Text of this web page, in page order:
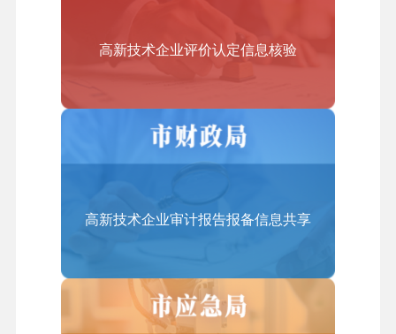
报告应在“注册会计师行业统一监管平台”完成备案并赋
提供上述研发费用专项审计报告的，可优先采用上述
四、收费依据及标准
(010)88827113
（一）在本市行政区域内注册的法人企业；
行）》中的一种或多种技术先进型服务业务，采用先
进技术或具备较强的研发能力；
（三）具有大专以上学历的员工占企业职工总数的5
（四）从事《技术先进型服务业务认定范围（试
年总收入的50%以上；
（五）从事离岸服务外包业务取得的收入不低于企业
当年总收入的35%。
高新技术企业评价认定信息核验
高新技术企业审计报告报备信息共享